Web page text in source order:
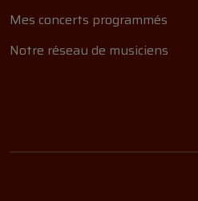
Mes concerts programmés
Notre réseau de musiciens